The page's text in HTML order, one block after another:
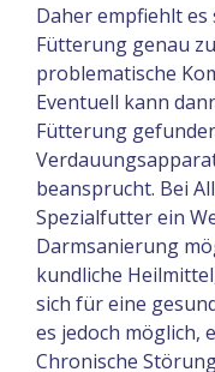
Daher empfiehlt es
Fütterung genau
problematische
Eventuell kann
Fütterung
beansprucht. Bei
Spezialfutter ein
Darm­sanierung
kundliche
sich für eine
es jedoch möglich,
Chronische